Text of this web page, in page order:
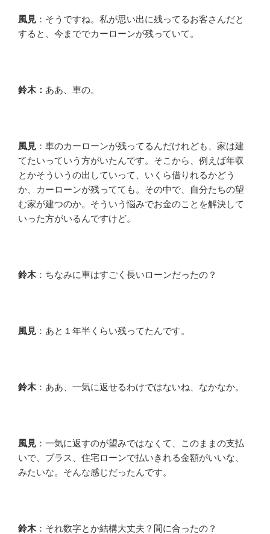
風見 ：そうですね。私が思い出に残ってるお客さんだと
すると、今まででカーローンが残っていて。
鈴木： ああ、車の。
風見 ：車のカーローンが残ってるんだけれども、家は建
てたいっていう方がいたんです。そこから、例えば年収
とかそういうの出していって、いくら借りれるかどう
か、カーローンが残ってても。その中で、自分たちの望
む家が建つのか。そういう悩みでお金のことを解決して
いった方がいるんですけど。
鈴木：ちなみに車はすごく長いローンだったの？
風見 ：あと１年半くらい残ってたんです。
鈴木：ああ、一気に返せるわけではないね、なかなか。
風見 ：一気に返すのが望みではなくて、このままの支払
いで、プラス、住宅ローンで払いきれる金額がいいな、
みたいな。そんな感じだったんです。
鈴木：それ数字とか結構大丈夫？間に合ったの？